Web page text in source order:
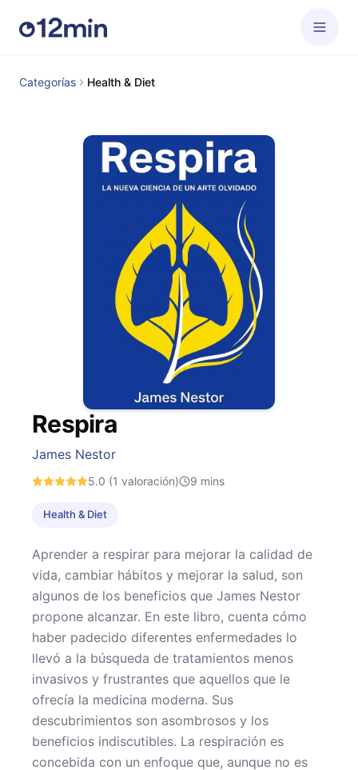
Categorías Health & Diet
Respira
James Nestor
5.0 (1 valoración) 9 mins
Health & Diet
Aprender a respirar para mejorar la calidad de
vida, cambiar hábitos y mejorar la salud, son
algunos de los beneficios que James Nestor
propone alcanzar. En este libro, cuenta cómo
haber padecido diferentes enfermedades lo
llevó a la búsqueda de tratamientos menos
invasivos y frustrantes que aquellos que le
ofrecía la medicina moderna. Sus
descubrimientos son asombrosos y los
beneficios indiscutibles. La respiración es
concebida con un enfoque que, aunque no es